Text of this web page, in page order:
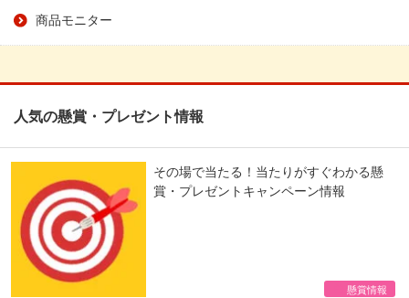
商品モニター
人気の懸賞・プレゼント情報
その場で当たる！当たりがすぐわかる懸
賞・プレゼントキャンペーン情報
懸賞情報